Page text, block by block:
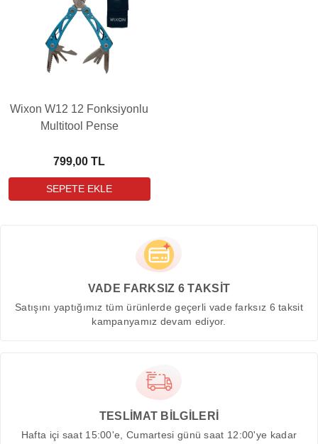
Wixon W12 12 Fonksiyonlu
Multitool Pense
799,00 TL
VADE FARKSIZ 6 TAKSİT
Satışını yaptığımız tüm ürünlerde geçerli vade farksız 6 taksit
kampanyamız devam ediyor.
TESLİMAT BİLGİLERİ
Hafta içi saat 15:00'e, Cumartesi günü saat 12:00'ye kadar